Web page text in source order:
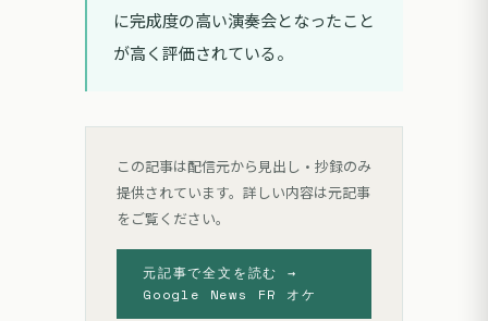
に完成度の高い演奏会となったこと
が高く評価されている。
この記事は配信元から見出し・抄録のみ
提供されています。詳しい内容は元記事
をご覧ください。
元記事で全文を読む →
Google News FR オケ